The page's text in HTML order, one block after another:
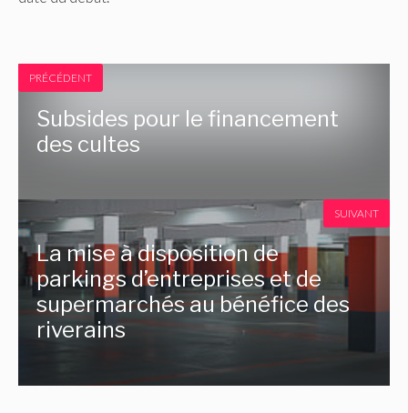
PRÉCÉDENT
Subsides pour le financement
des cultes
La mise à disposition de
parkings d’entreprises et de
supermarchés au bénéfice des
riverains
SUIVANT